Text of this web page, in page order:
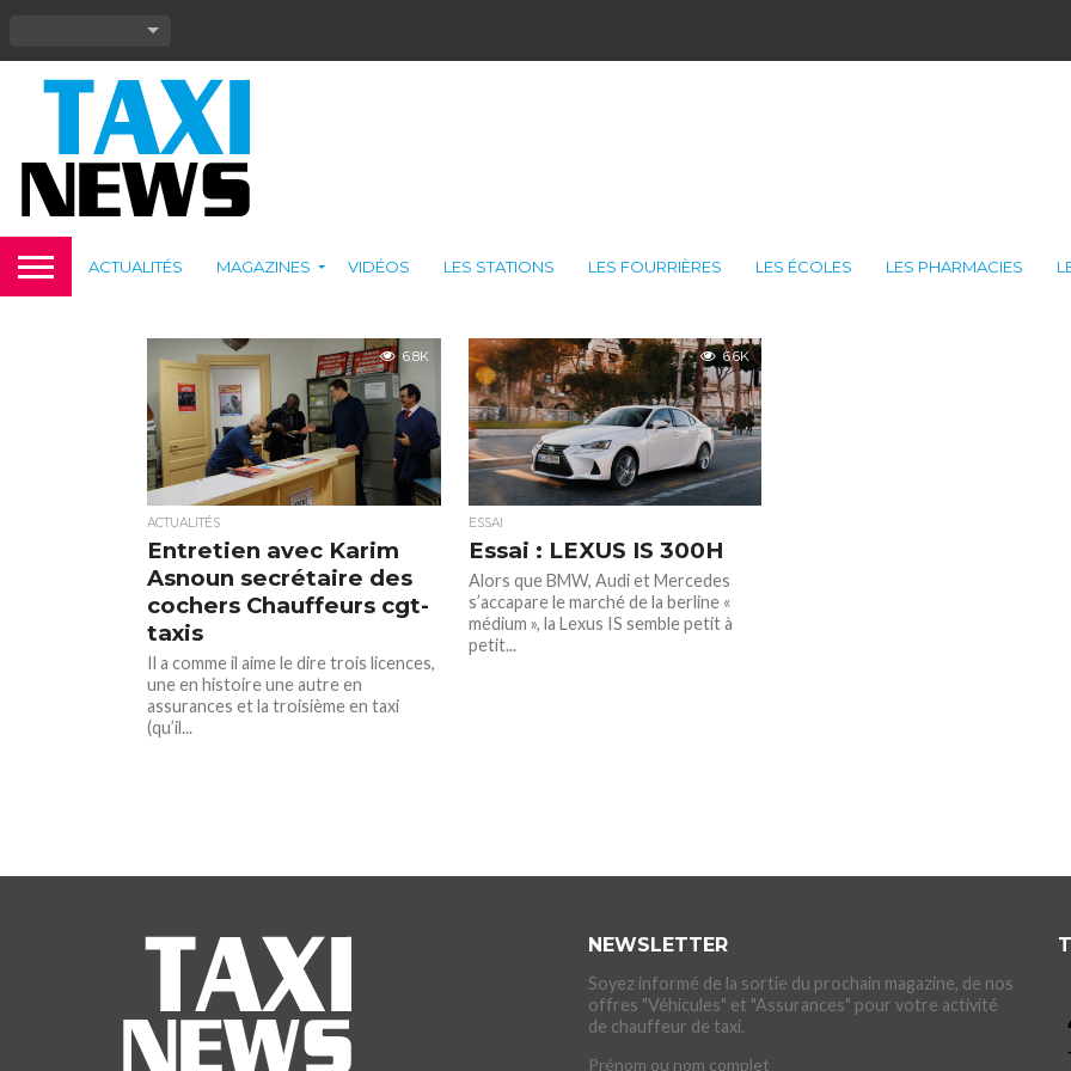
ACTUALITÉS MAGAZINES VIDÉOS LES STATIONS LES FOURRIÈRES LES ÉCOLES LES PHARMACIES
6.8K
ACTUALITÉS
Entretien avec Karim
Asnoun secrétaire des
cochers Chauffeurs cgt-
taxis
Il a comme il aime le dire trois licences,
une en histoire une autre en
assurances et la troisième en taxi
(qu’il...
6.6K
ESSAI
Essai : LEXUS IS 300H
Alors que BMW, Audi et Mercedes
s’accapare le marché de la berline «
médium », la Lexus IS semble petit à
petit...
NEWSLETTER
Soyez informé de la sortie du prochain magazine, de nos
offres "Véhicules" et "Assurances" pour votre activité
de chauffeur de taxi.
Prénom ou nom complet